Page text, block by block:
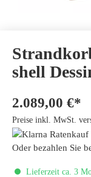
shell
2.089,00 €*
Preise inkl. MwSt.
Oder bezahlen Sie
Lieferzeit ca. 3